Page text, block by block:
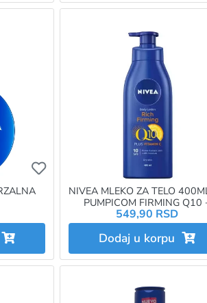
Ukoliko želite da dodate
NIVEA MLEKO ZA TELO
PUMPICOM FIRMING Q10
VITAMIN C 88198
549,90 RSD
Dodaj u korpu